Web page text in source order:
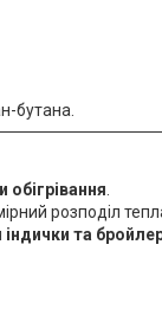
бутана.
обігрівання
розподіл
індички та